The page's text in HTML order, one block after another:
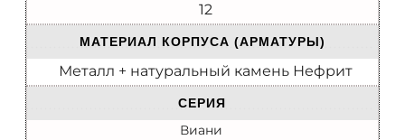
12
МАТЕРИАЛ КОРПУСА (АРМАТУРЫ)
Металл + натуральный камень Нефрит
СЕРИЯ
Виани